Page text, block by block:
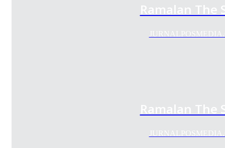
Ramalan The
Ramalan The